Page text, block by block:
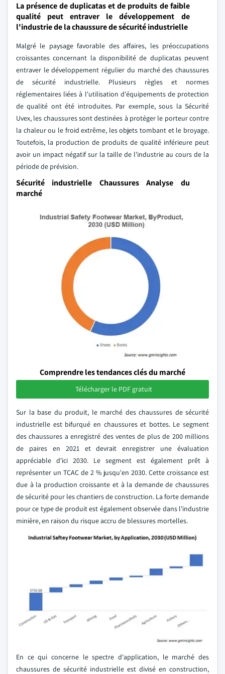
La présence de duplicatas et de produits de faible
qualité peut entraver le développement de
l'industrie de la chaussure de sécurité industrielle
Malgré le paysage favorable des affaires, les préoccupations
croissantes concernant la disponibilité de duplicatas peuvent
entraver le développement régulier du marché des chaussures
de sécurité industrielle. Plusieurs règles et normes
réglementaires liées à l'utilisation d'équipements de protection
de qualité ont été introduites. Par exemple, sous la Sécurité
Uvex, les chaussures sont destinées à protéger le porteur contre
la chaleur ou le froid extrême, les objets tombant et le broyage.
Toutefois, la production de produits de qualité inférieure peut
avoir un impact négatif sur la taille de l'industrie au cours de la
période de prévision.
Sécurité industrielle Chaussures Analyse du
marché
Comprendre les tendances clés du marché
Télécharger le PDF gratuit
Sur la base du produit, le marché des chaussures de sécurité
industrielle est bifurqué en chaussures et bottes. Le segment
des chaussures a enregistré des ventes de plus de 200 millions
de paires en 2021 et devrait enregistrer une évaluation
appréciable d'ici 2030. Le segment est également prêt à
représenter un TCAC de 2 % jusqu'en 2030. Cette croissance est
due à la production croissante et à la demande de chaussures
de sécurité pour les chantiers de construction. La forte demande
pour ce type de produit est également observée dans l'industrie
minière, en raison du risque accru de blessures mortelles.
En ce qui concerne le spectre d'application, le marché des
chaussures de sécurité industrielle est divisé en construction,